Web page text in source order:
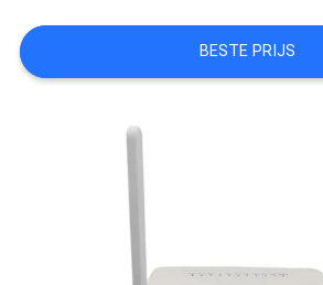
SITEMAP
BESTE PRIJS